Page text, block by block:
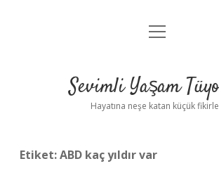
Anasayfa
Yasal Uyarı
menüyü
Sevimli Yaşam
Hayatına neşe katan küçük
Etiket:ABD kaç yıldır var